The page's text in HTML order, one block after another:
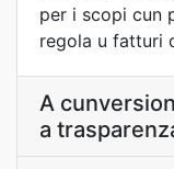
per i scopi cun
regola u fatturi
A
a